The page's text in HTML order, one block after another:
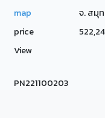
map
จ. สมุ
price
View
PN221100203